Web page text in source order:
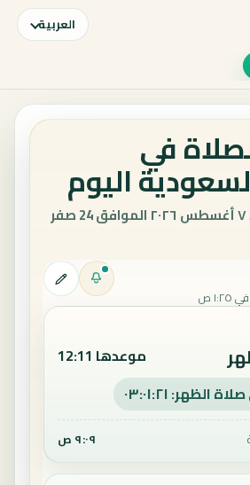
العربية
في
اليوم
تاريخ اليوم: الجمعة، ٧ أغسطس ٢٠٢٦ الموافق 24 صفر
موعدها 12:11
٠٣:٠١:٢٠
٩:٠٩ ص